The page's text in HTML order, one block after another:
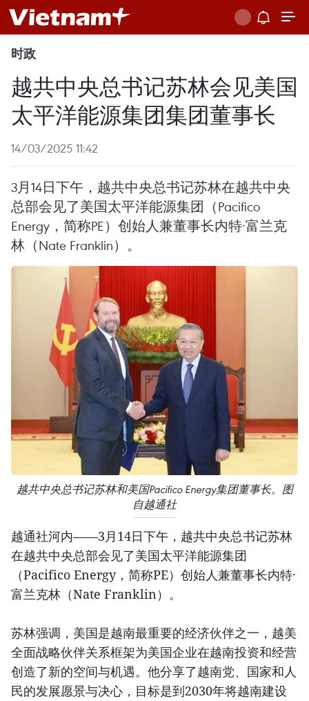
时政
越共中央总书记苏林会见美国
太平洋能源集团集团董事长
14/03/2025 11:42
3月14日下午，越共中央总书记苏林在越共中央
总部会见了美国太平洋能源集团（Pacifico
Energy，简称PE）创始人兼董事长内特·富兰克
林（Nate Franklin）。
越共中央总书记苏林和美国Pacifico Energy集团董事长。图
自越通社
越通社河内——3月14日下午，越共中央总书记苏林
在越共中央总部会见了美国太平洋能源集团
（Pacifico Energy，简称PE）创始人兼董事长内特·
富兰克林（Nate Franklin）。
苏林强调，美国是越南最重要的经济伙伴之一，越美
全面战略伙伴关系框架为美国企业在越南投资和经营
创造了新的空间与机遇。他分享了越南党、国家和人
民的发展愿景与决心，目标是到2030年将越南建设